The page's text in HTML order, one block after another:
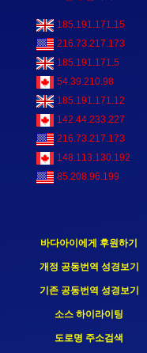
185.191.171.15
216.73.217.173
185.191.171.5
54.39.210.98
185.191.171.12
142.44.233.227
216.73.217.173
148.113.130.192
85.208.96.199
바다아이에게 후원하기
개정 공동번역 성경보기
기존 공동번역 성경보기
소스 하이라이팅
도로명 주소검색